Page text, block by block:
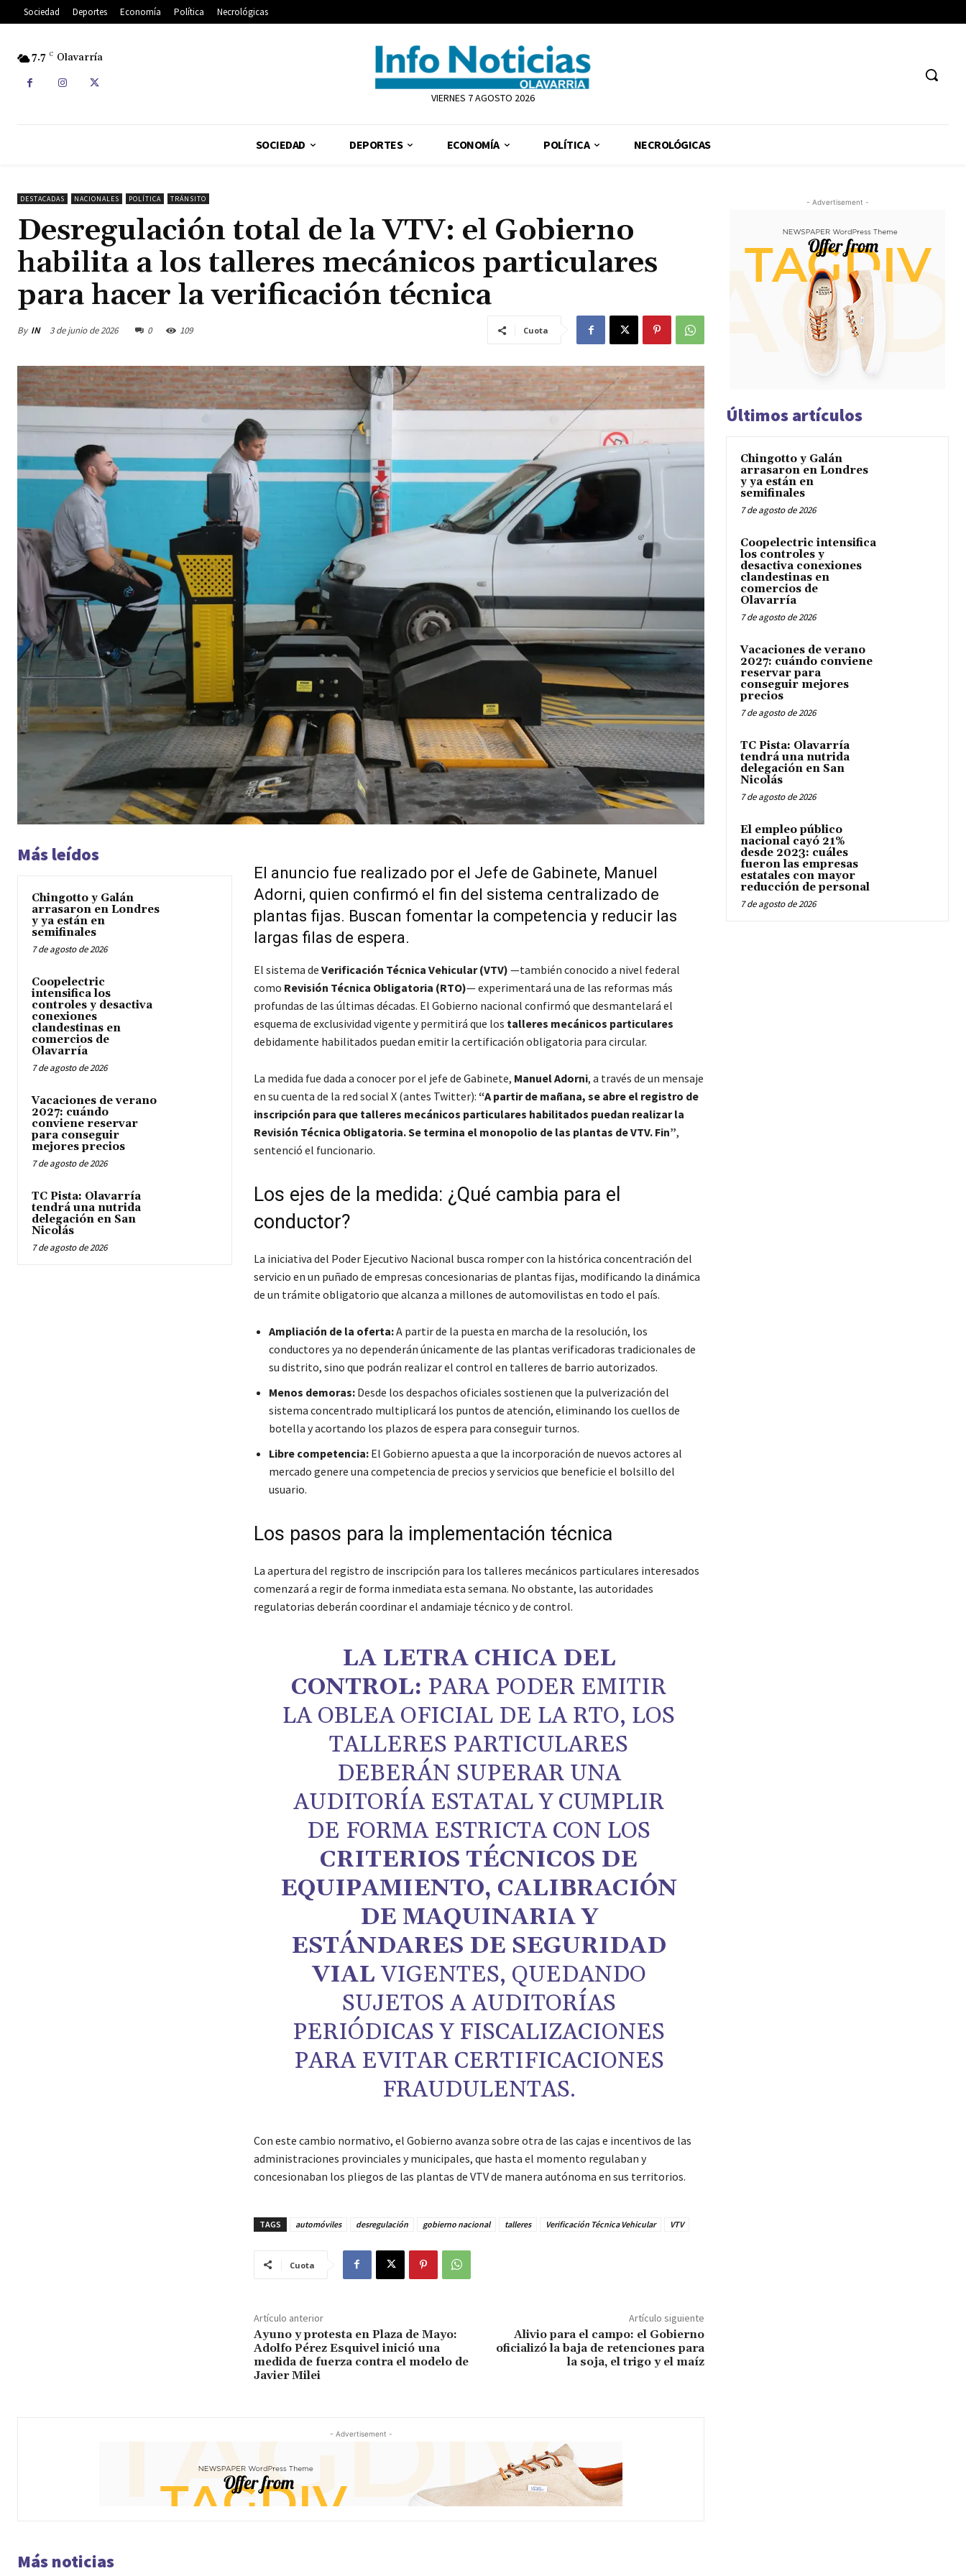
Sociedad Deportes Economía Política Necrológicas
7.7 C Olavarría
VIERNES 7 AGOSTO 2026
SOCIEDAD DEPORTES ECONOMÍA POLÍTICA NECROLÓGICAS
DESTACADAS NACIONALES POLÍTICA TRÁNSITO
Desregulación total de la VTV: el Gobierno
habilita a los talleres mecánicos particulares
para hacer la verificación técnica
By IN 3 de junio de 2026 0 109 Cuota
Más leídos
Chingotto y Galán
arrasaron en Londres
y ya están en
semifinales
7 de agosto de 2026
Coopelectric
intensifica los
controles y desactiva
conexiones
clandestinas en
comercios de
Olavarría
7 de agosto de 2026
Vacaciones de verano
2027: cuándo
conviene reservar
para conseguir
mejores precios
7 de agosto de 2026
TC Pista: Olavarría
tendrá una nutrida
delegación en San
Nicolás
7 de agosto de 2026
El anuncio fue realizado por el Jefe de Gabinete, Manuel
Adorni, quien confirmó el fin del sistema centralizado de
plantas fijas. Buscan fomentar la competencia y reducir las
largas filas de espera.
El sistema de Verificación Técnica Vehicular (VTV) —también conocido a nivel federal
como Revisión Técnica Obligatoria (RTO)— experimentará una de las reformas más
profundas de las últimas décadas. El Gobierno nacional confirmó que desmantelará el
esquema de exclusividad vigente y permitirá que los talleres mecánicos particulares
debidamente habilitados puedan emitir la certificación obligatoria para circular.
La medida fue dada a conocer por el jefe de Gabinete, Manuel Adorni, a través de un mensaje
en su cuenta de la red social X (antes Twitter): “A partir de mañana, se abre el registro de
inscripción para que talleres mecánicos particulares habilitados puedan realizar la
Revisión Técnica Obligatoria. Se termina el monopolio de las plantas de VTV. Fin”,
sentenció el funcionario.
Los ejes de la medida: ¿Qué cambia para el
conductor?
La iniciativa del Poder Ejecutivo Nacional busca romper con la histórica concentración del
servicio en un puñado de empresas concesionarias de plantas fijas, modificando la dinámica
de un trámite obligatorio que alcanza a millones de automovilistas en todo el país.
Ampliación de la oferta:A partir de la puesta en marcha de la resolución, los
conductores ya no dependerán únicamente de las plantas verificadoras tradicionales de
su distrito, sino que podrán realizar el control en talleres de barrio autorizados.
Menos demoras:Desde los despachos oficiales sostienen que la pulverización del
sistema concentrado multiplicará los puntos de atención, eliminando los cuellos de
botella y acortando los plazos de espera para conseguir turnos.
Libre competencia:El Gobierno apuesta a que la incorporación de nuevos actores al
mercado genere una competencia de precios y servicios que beneficie el bolsillo del
usuario.
Los pasos para la implementación técnica
La apertura del registro de inscripción para los talleres mecánicos particulares interesados
comenzará a regir de forma inmediata esta semana. No obstante, las autoridades
regulatorias deberán coordinar el andamiaje técnico y de control.
LA LETRA CHICA DEL
CONTROL: PARA PODER EMITIR
LA OBLEA OFICIAL DE LA RTO, LOS
TALLERES PARTICULARES
DEBERÁN SUPERAR UNA
AUDITORÍA ESTATAL Y CUMPLIR
DE FORMA ESTRICTA CON LOS
CRITERIOS TÉCNICOS DE
EQUIPAMIENTO, CALIBRACIÓN
DE MAQUINARIA Y
ESTÁNDARES DE SEGURIDAD
VIALVIGENTES, QUEDANDO
SUJETOS A AUDITORÍAS
PERIÓDICAS Y FISCALIZACIONES
PARA EVITAR CERTIFICACIONES
FRAUDULENTAS.
Con este cambio normativo, el Gobierno avanza sobre otra de las cajas e incentivos de las
administraciones provinciales y municipales, que hasta el momento regulaban y
concesionaban los pliegos de las plantas de VTV de manera autónoma en sus territorios.
TAGS automóviles desregulación gobierno nacional talleres Verificación Técnica Vehicular VTV
Cuota
Artículo anterior
Ayuno y protesta en Plaza de Mayo:
Adolfo Pérez Esquivel inició una
medida de fuerza contra el modelo de
Javier Milei
Artículo siguiente
Alivio para el campo: el Gobierno
oficializó la baja de retenciones para
la soja, el trigo y el maíz
- Advertisement -
Más noticias
- Advertisement -
Últimos artículos
Chingotto y Galán
arrasaron en Londres
y ya están en
semifinales
7 de agosto de 2026
Coopelectric intensifica
los controles y
desactiva conexiones
clandestinas en
comercios de
Olavarría
7 de agosto de 2026
Vacaciones de verano
2027: cuándo conviene
reservar para
conseguir mejores
precios
7 de agosto de 2026
TC Pista: Olavarría
tendrá una nutrida
delegación en San
Nicolás
7 de agosto de 2026
El empleo público
nacional cayó 21%
desde 2023: cuáles
fueron las empresas
estatales con mayor
reducción de personal
7 de agosto de 2026